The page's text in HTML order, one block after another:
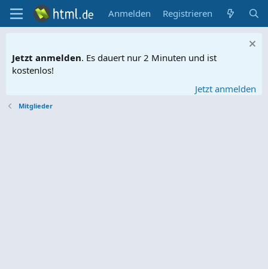
Anmelden Registrieren
Jetzt anmelden. Es dauert nur 2 Minuten und ist
kostenlos!
Jetzt anmelden
Mitglieder